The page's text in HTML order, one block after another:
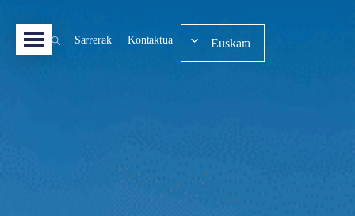
Sarrerak Kontaktua Euskara